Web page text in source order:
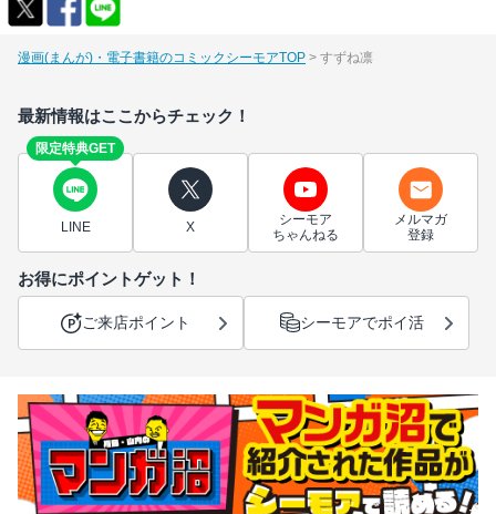
漫画(まんが)・電子書籍のコミックシーモアTOP すずね凛
最新情報はここからチェック！
限定特典GET
LINE X
シーモア
ちゃんねる
メルマガ
登録
お得にポイントゲット！
ご来店ポイント シーモアでポイ活